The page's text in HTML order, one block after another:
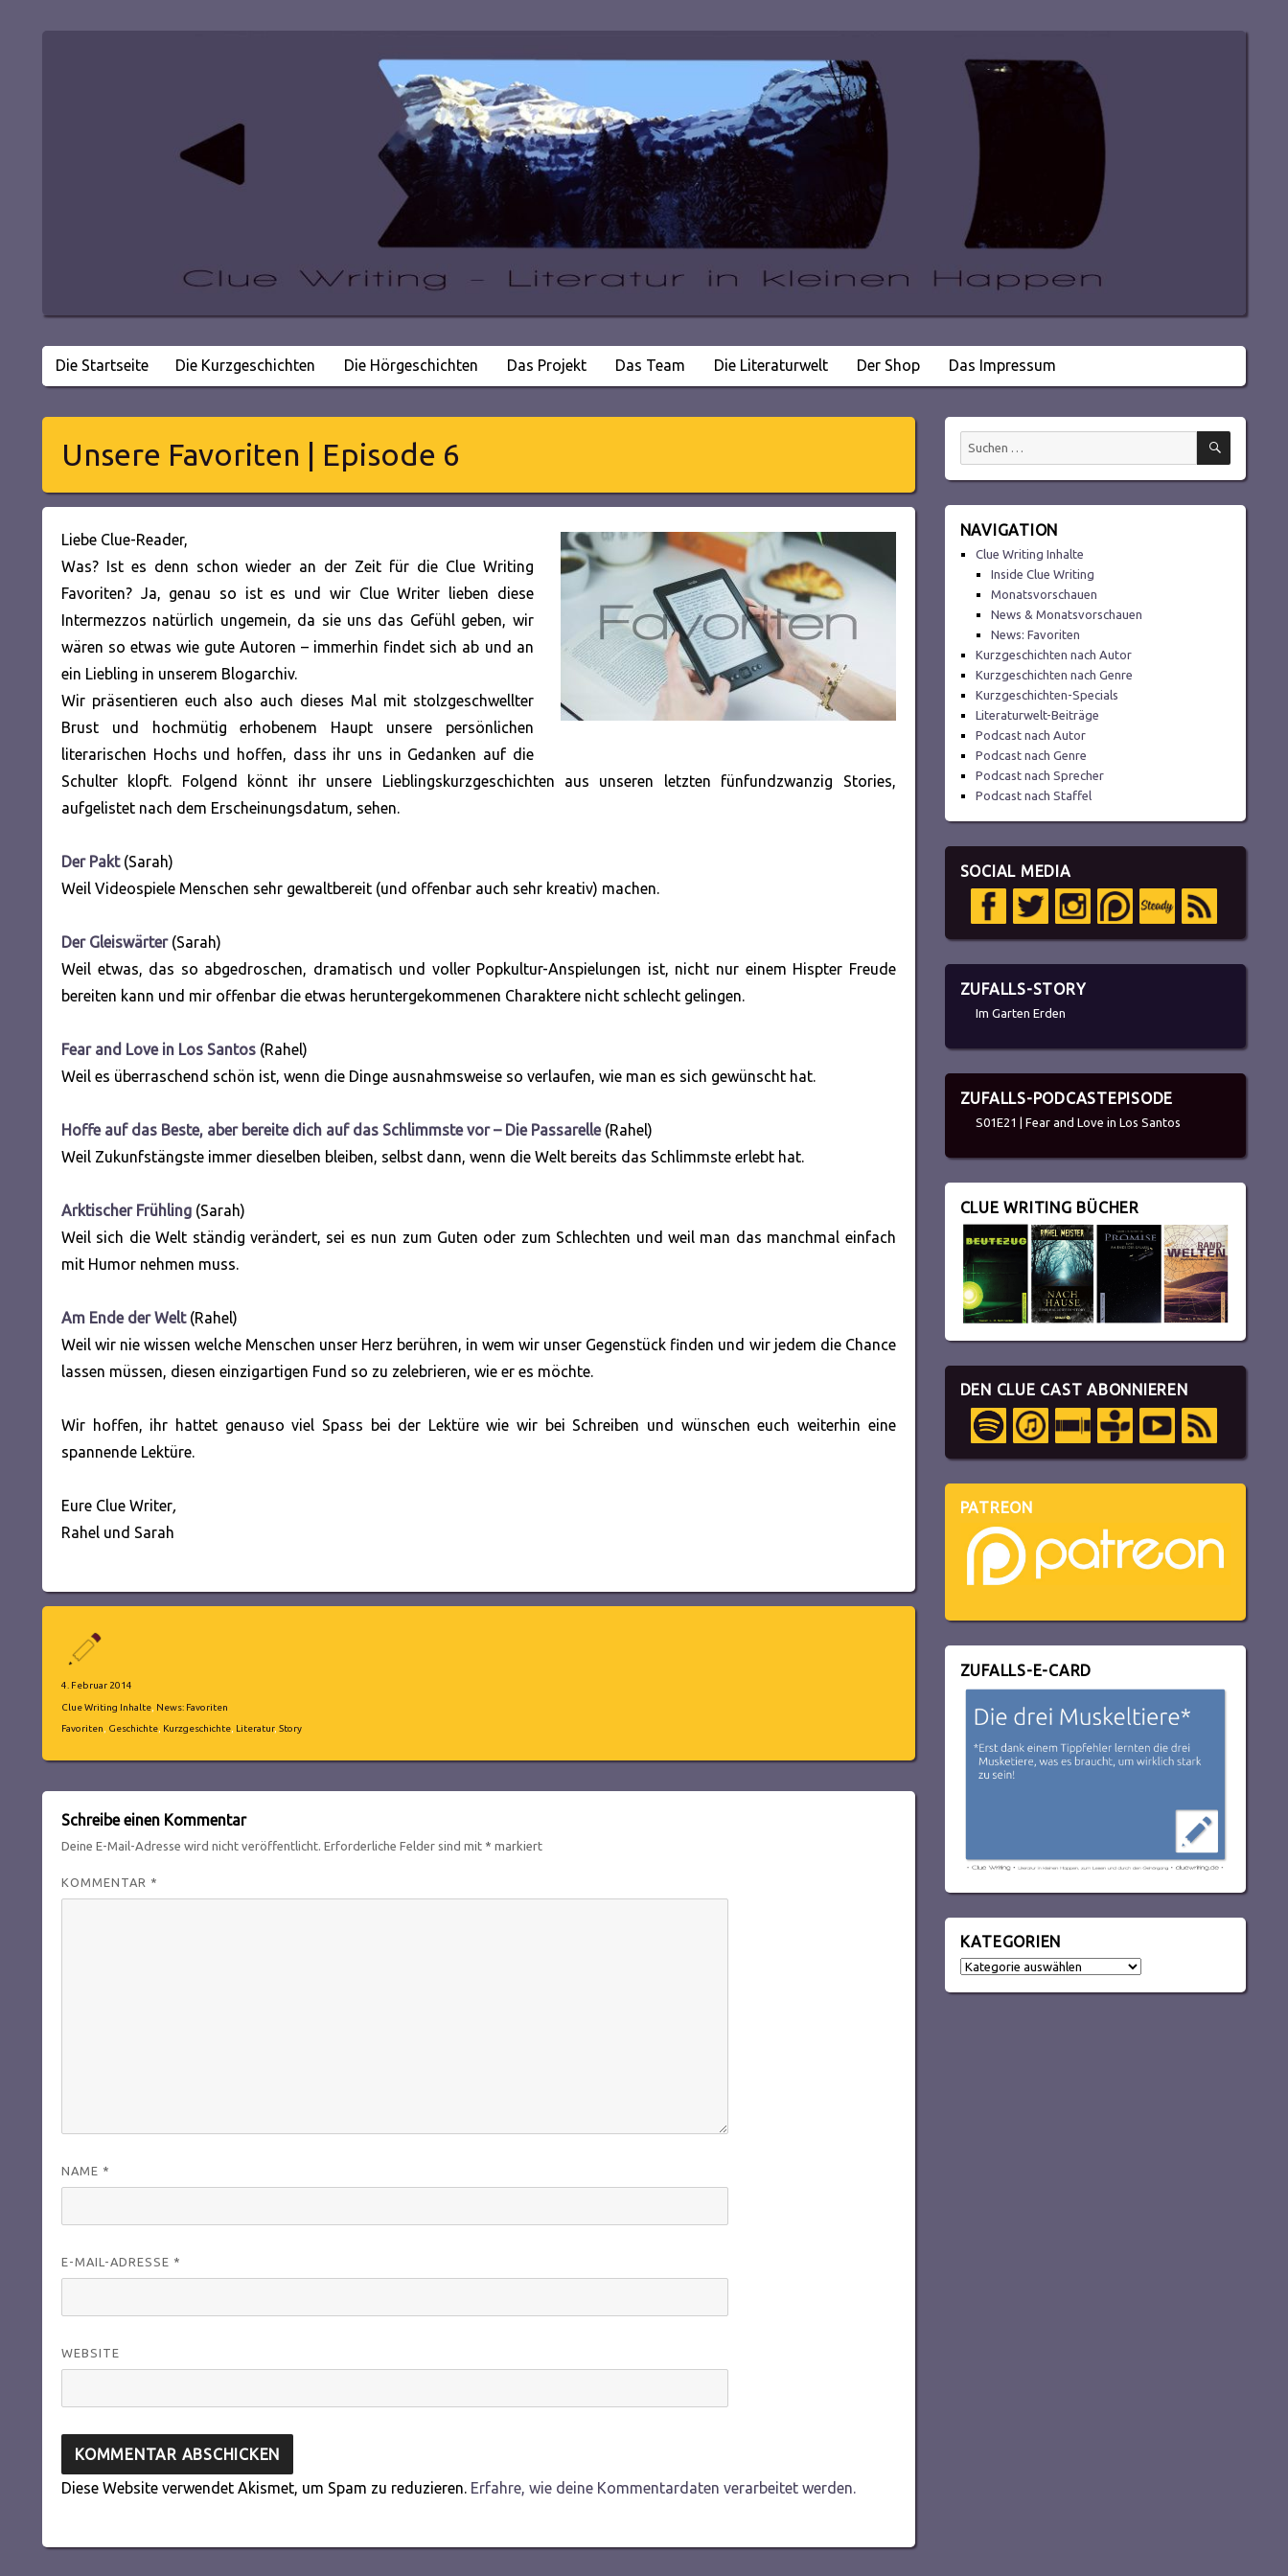
Clue Writing
Die Startseite Die Kurzgeschichten Die Hörgeschichten Das Projekt Das Team Die Literaturwelt Der Shop Das Impressum
Unsere Favoriten | Episode 6
Liebe Clue-Reader,
Was? Ist es denn schon wieder an der Zeit für die Clue Writing
Favoriten? Ja, genau so ist es und wir Clue Writer lieben diese
Intermezzos natürlich ungemein, da sie uns das Gefühl geben, wir
wären so etwas wie gute Autoren – immerhin findet sich ab und an
ein Liebling in unserem Blogarchiv.
Wir präsentieren euch also auch dieses Mal mit stolzgeschwellter
Brust und hochmütig erhobenem Haupt unsere persönlichen
literarischen Hochs und
hoffen, dass ihr uns in Gedanken auf die
Schulter klopft. Folgend könnt ihr unsere Lieblingskurzgeschichten aus unseren letzten fünfundzwanzig Stories,
aufgelistet nach dem Erscheinungsdatum, sehen.
Der Pakt(Sarah)
Weil Videospiele Menschen sehr gewaltbereit (und offenbar auch sehr kreativ) machen.
Der Gleiswärter (Sarah)
Weil etwas, das so abgedroschen, dramatisch und voller Popkultur-Anspielungen ist, nicht nur einem Hispter Freude
bereiten kann und mir offenbar die etwas heruntergekommenen Charaktere nicht schlecht gelingen.
Fear and Love in Los Santos (Rahel)
Weil es überraschend schön ist, wenn die Dinge ausnahmsweise so verlaufen, wie man es sich gewünscht hat.
Hoffe auf das Beste, aber bereite dich auf das Schlimmste vor – Die Passarelle (Rahel)
Weil Zukunfstängste immer dieselben bleiben, selbst dann, wenn die Welt bereits das Schlimmste erlebt hat.
Arktischer Frühling (Sarah)
Weil sich die Welt ständig verändert, sei es nun zum Guten oder zum Schlechten und weil man das manchmal einfach
mit Humor nehmen muss.
Am Ende der Welt (Rahel)
Weil wir nie wissen welche Menschen unser Herz berühren, in wem wir unser Gegenstück finden und wir jedem die Chance
lassen müssen, diesen einzigartigen Fund so zu zelebrieren, wie er es möchte.
Wir hoffen, ihr hattet genauso viel Spass bei der Lektüre wie wir bei Schreiben und wünschen euch weiterhin eine
spannende Lektüre.
Eure Clue Writer,
Rahel und Sarah
Veröffentlicht
am
4. Februar 2014
Kategorien
Clue Writing Inhalte News: Favoriten
Schlagwörter
Favoriten Geschichte Kurzgeschichte Literatur, Story
Schreibe einen Kommentar
Deine E-Mail-Adresse wird nicht veröffentlicht. Erforderliche Felder sind mit * markiert
KOMMENTAR *
NAME *
E-MAIL-ADRESSE *
WEBSITE
Diese Website verwendet Akismet, um Spam zu reduzieren. Erfahre, wie deine Kommentardaten verarbeitet werden.
Suchen
SUCHEN
NAVIGATION
Clue Writing Inhalte
Inside Clue Writing
Monatsvorschauen
News & Monatsvorschauen
News: Favoriten
Kurzgeschichten nach Autor
Kurzgeschichten nach Genre
Kurzgeschichten-Specials
Literaturwelt-Beiträge
Podcast nach Autor
Podcast nach Genre
Podcast nach Sprecher
Podcast nach Staffel
SOCIAL MEDIA
ZUFALLS-STORY
Im Garten Erden
ZUFALLS-PODCASTEPISODE
S01E21 | Fear and Love in Los Santos
CLUE WRITING BÜCHER
DEN CLUE CAST ABONNIEREN
PATREON
ZUFALLS-E-CARD
KATEGORIEN
Kategorien